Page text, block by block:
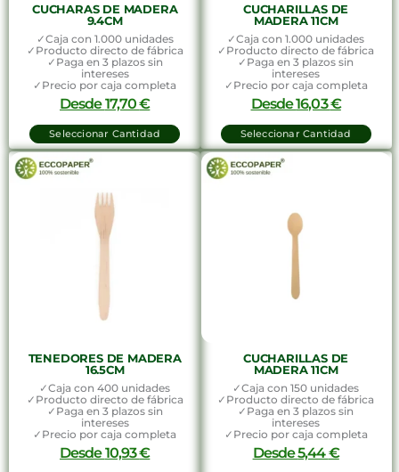
CUCHARAS DE MADERA
9.4CM
✓Caja con 1.000 unidades
✓Producto directo de fábrica
✓Paga en 3 plazos sin
intereses
✓Precio por caja completa
Desde17,70€
Seleccionar Cantidad
CUCHARILLAS DE
MADERA 11CM
✓Caja con 1.000 unidades
✓Producto directo de fábrica
✓Paga en 3 plazos sin
intereses
✓Precio por caja completa
Desde16,03€
Seleccionar Cantidad
TENEDORES DE MADERA
16.5CM
✓Caja con 400 unidades
✓Producto directo de fábrica
✓Paga en 3 plazos sin
intereses
✓Precio por caja completa
Desde10,93€
CUCHARILLAS DE
MADERA 11CM
✓Caja con 150 unidades
✓Producto directo de fábrica
✓Paga en 3 plazos sin
intereses
✓Precio por caja completa
Desde5,44€